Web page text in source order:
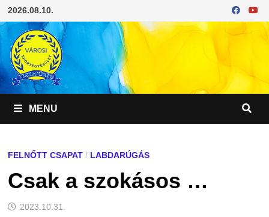
Skip
to
content
2026.08.10.
MENU
FELNŐTT CSAPAT/ LABDARÚGÁS
Csak a szokásos …
2023.10.31.